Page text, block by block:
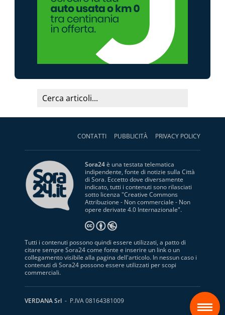
CONTATTI PUBBLICITÀ PRIVACY POLICY
Sora24è una testata telematica
indipendente, fonte di notizie sulla Città
di Sora. Eccetto dove diversamente
indicato, tutti i contenuti sono rilasciati
sotto licenza "Creative Commons
Attribuzione - Non commerciale - Non
opere derivate 4.0 Internazionale".
Tutti i contenuti possono quindi essere utilizzati, a patto di
citare sempre Sora24 come fonte e inserire un link o un
collegamento visibile alla pagina dell'articolo. In nessun caso i
contenuti di Sora24 possono essere utilizzati per scopi
commerciali.
VERDANA Srl - P.IVA 08164381009